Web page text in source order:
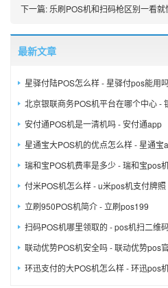
下一篇: 乐刷POS机和扫码枪区别一看
最新文章
星驿付陆POS怎么样 - 星驿付pos能用
北京银联商务POS机平台在哪个中心 -
安付通POS机是一清机吗 - 安付通app
星通宝大POS机的优点怎么样 - 星通宝
瑞和宝POS机费率是多少 - 瑞和宝pos
付米POS机怎么样 - u米pos机支付牌照
立刷950POS机简介 - 立刷pos199
扫码POS机哪里领取的 - pos机扫二维
联动优势POS机安全吗 - 联动优势pos
环迅支付的大POS机怎么样 - 环迅pos